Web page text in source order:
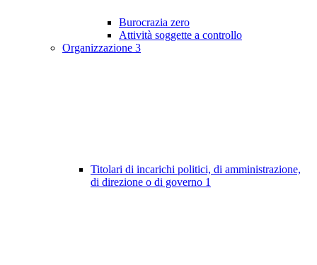
Burocrazia zero
Attività soggette a controllo
Organizzazione 3
Titolari di incarichi politici, di amministrazione,
di direzione o di governo 1